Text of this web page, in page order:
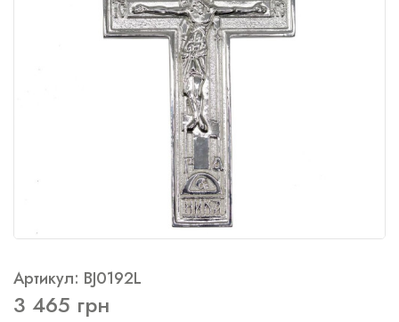
Артикул: BJ0192L
3 465 грн